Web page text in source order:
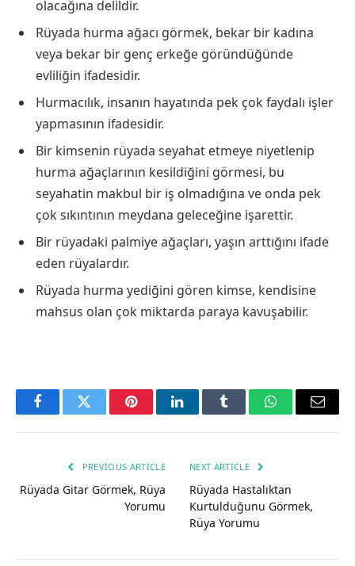
olacağına delildir.
Rüyada hurma ağacı görmek, bekar bir kadına
veya bekar bir genç erkeğe göründüğünde
evliliğin ifadesidir.
Hurmacılık, insanın hayatında pek çok faydalı işler
yapmasının ifadesidir.
Bir kimsenin rüyada seyahat etmeye niyetlenip
hurma ağaçlarının kesildiğini görmesi, bu
seyahatin makbul bir iş olmadığına ve onda pek
çok sıkıntının meydana geleceğine işarettir.
Bir rüyadaki palmiye ağaçları, yaşın arttığını ifade
eden rüyalardır.
Rüyada hurma yediğini gören kimse, kendisine
mahsus olan çok miktarda paraya kavuşabilir.
FacebookTwitter PinterestLinkedInTumblr WhatsAppEmail
PREVIOUS ARTICLE
Rüyada Gitar Görmek, Rüya
Yorumu
NEXT ARTICLE
Rüyada Hastalıktan
Kurtulduğunu Görmek,
Rüya Yorumu